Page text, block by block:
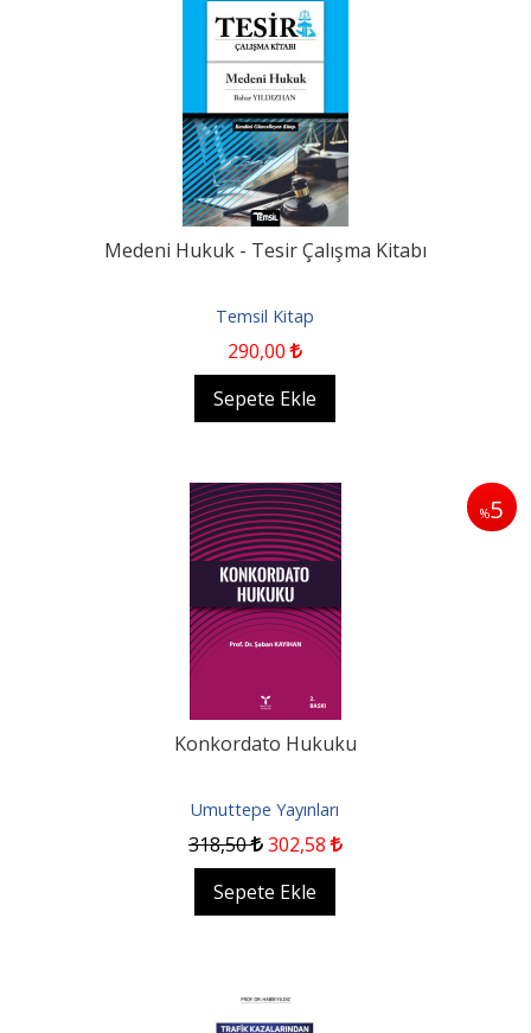
Medeni Hukuk - Tesir Çalışma Kitabı
Temsil Kitap
290,00
Sepete Ekle
%5
Konkordato Hukuku
Umuttepe Yayınları
318,50 302,58
Sepete Ekle